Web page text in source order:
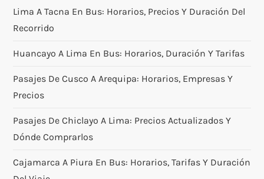
Lima A Tacna En Bus: Horarios, Precios Y Duración Del
Recorrido
Huancayo A Lima En Bus: Horarios, Duración Y Tarifas
Pasajes De Cusco A Arequipa: Horarios, Empresas Y
Precios
Pasajes De Chiclayo A Lima: Precios Actualizados Y
Dónde Comprarlos
Cajamarca A Piura En Bus: Horarios, Tarifas Y Duración